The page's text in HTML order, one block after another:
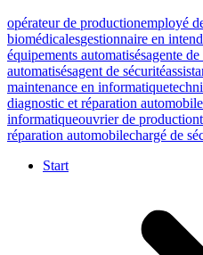
opérateur de productionemployé
biomédicalesgestionnaire en
équipements automatisésagente
automatisésagent de sécurité
maintenance en informatique
diagnostic et réparation automobile
informatiqueouvrier de production
réparation automobilechargé de
Start